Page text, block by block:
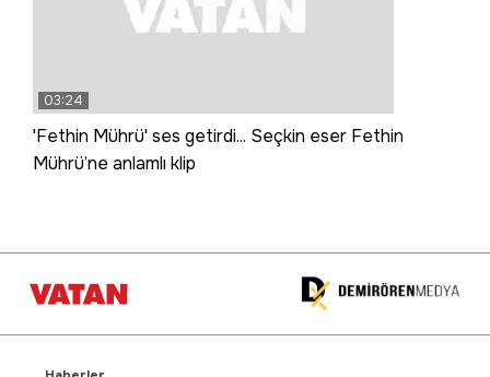
03:24
'Fethin Mührü' ses getirdi... Seçkin eser Fethin
Mührü’ne anlamlı klip